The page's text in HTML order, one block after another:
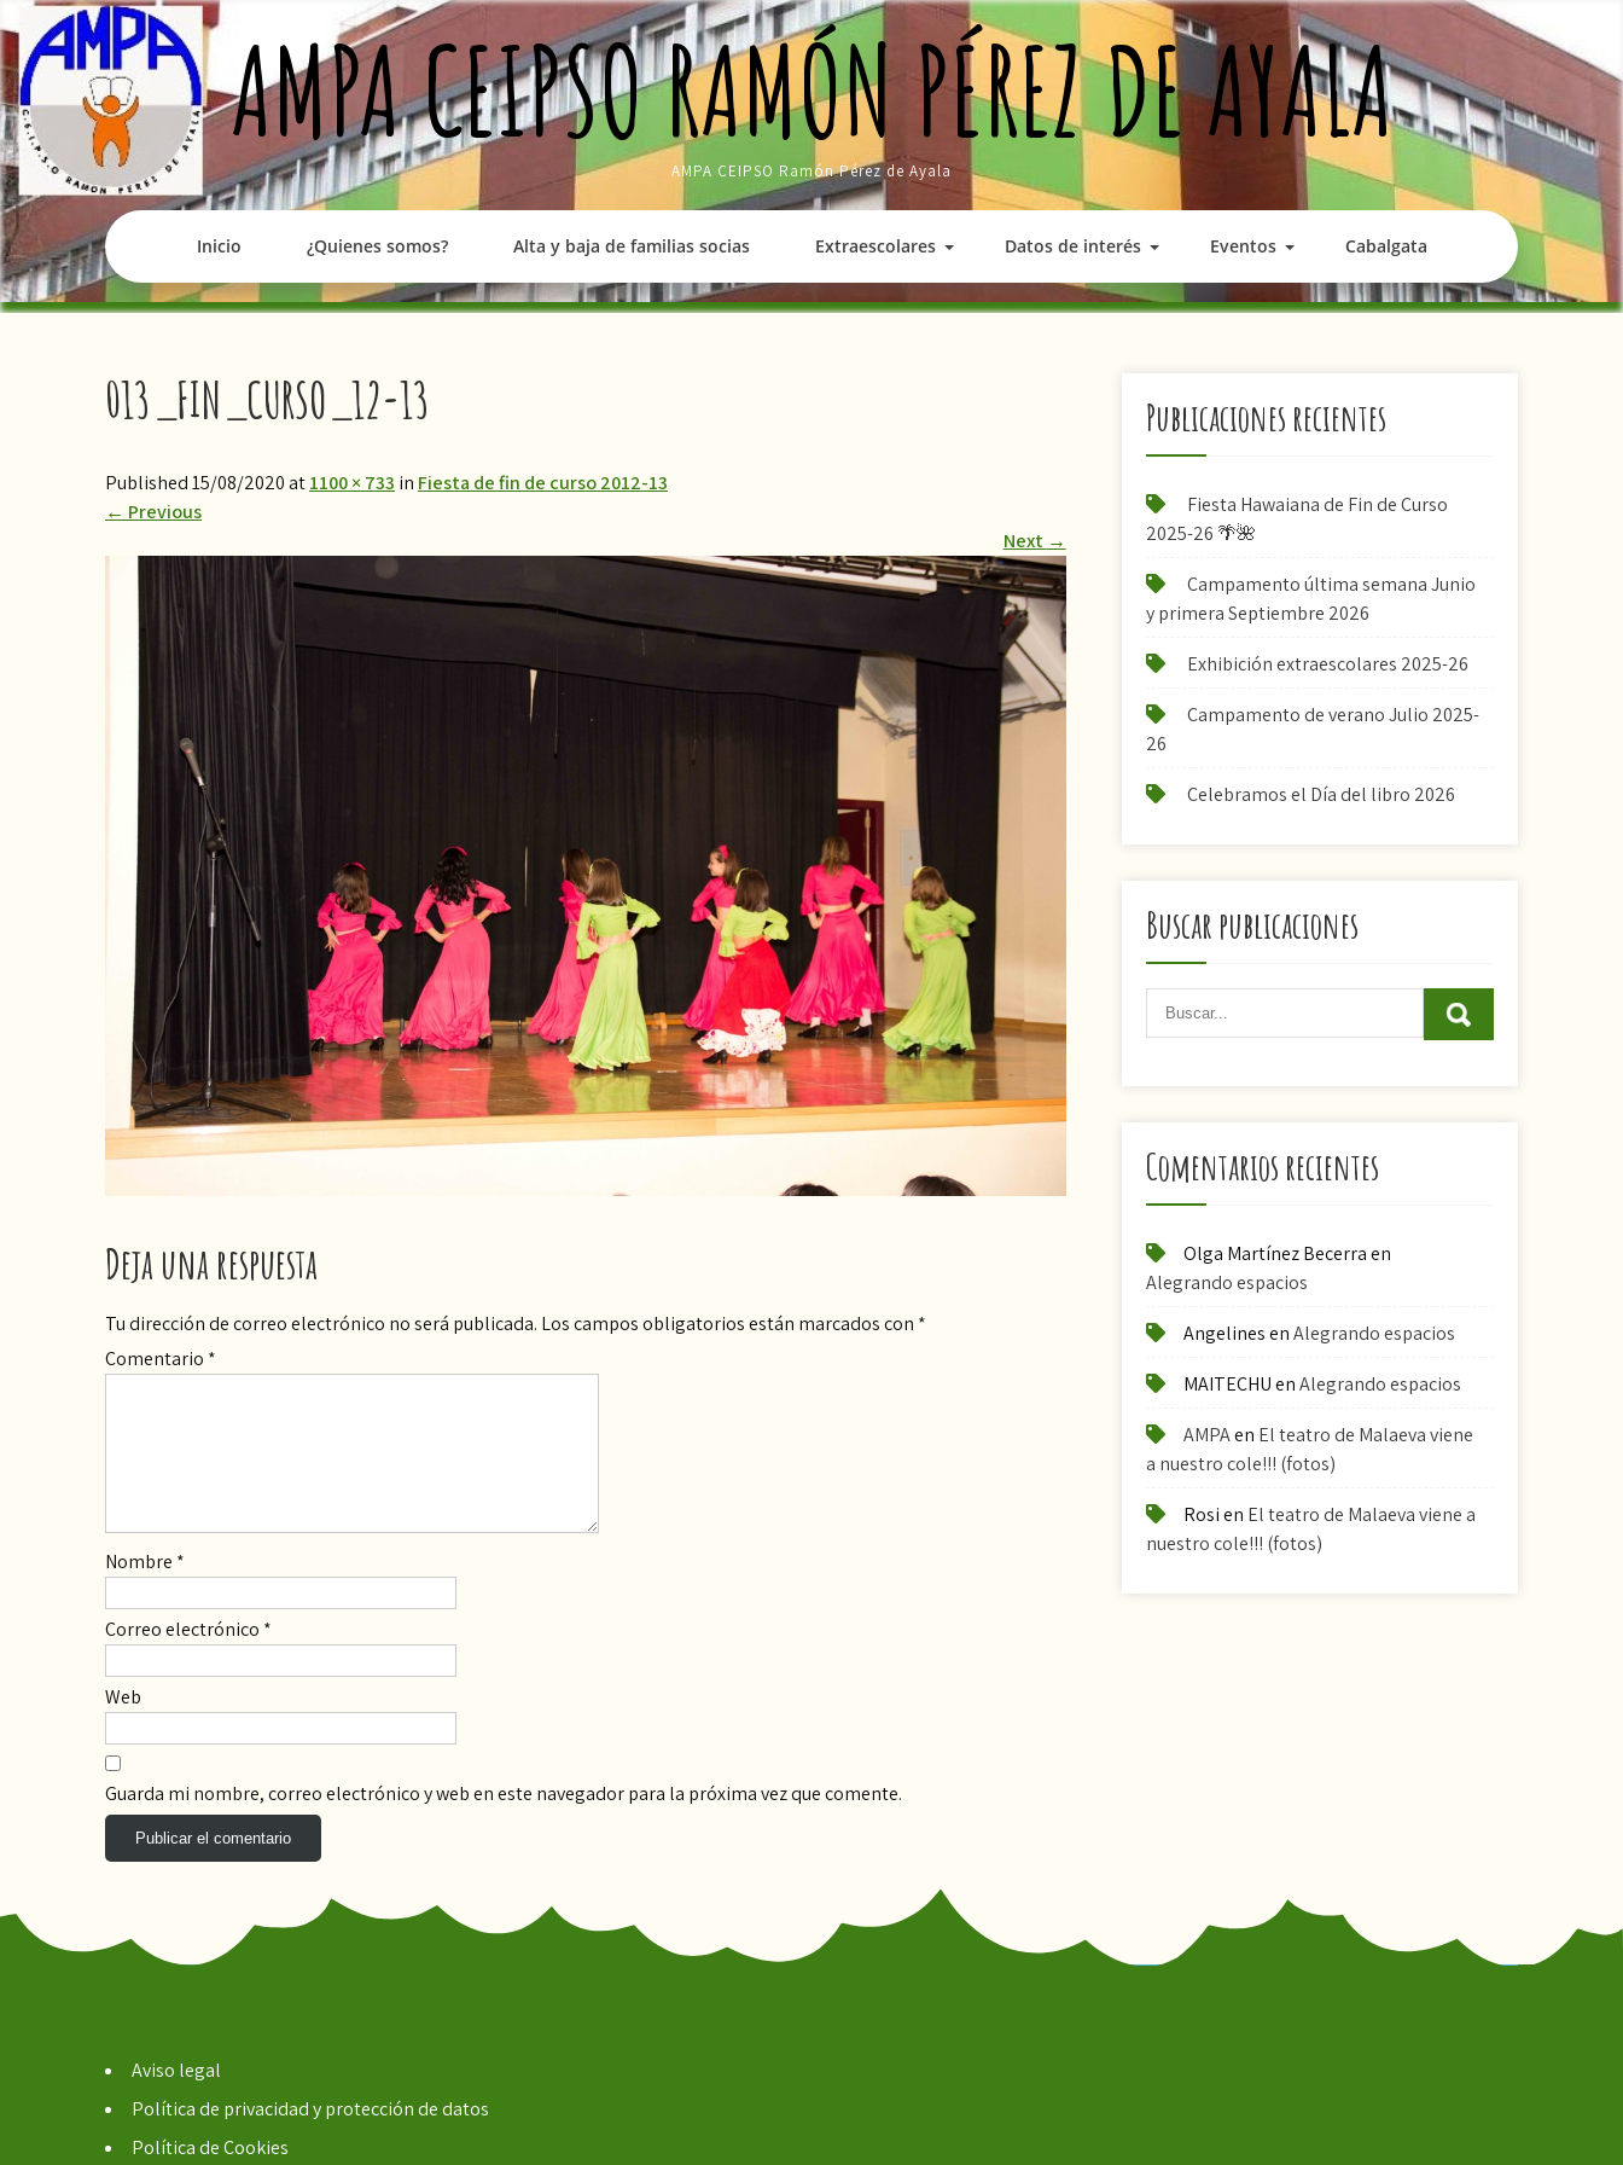
to
content
AMPA CEIPSO RAMÓN PÉREZ DE AYALA
AMPA CEIPSO Ramón Pérez de Ayala
Inicio ¿Quienes somos? Alta y baja de familias socias Extraescolares Datos de interés Eventos Cabalgata
013_FIN_CURSO_12-13
Published 15/08/2020 at1100 × 733 in Fiesta de fin de curso 2012-13
← Previous
Next →
Deja una respuesta
Tu dirección de correo electrónico no será publicada. Los campos obligatorios están marcados con *
Comentario *
Nombre *
Correo electrónico *
Web
Guarda mi nombre, correo electrónico y web en este navegador para la próxima vez que comente.
Publicaciones recientes
Fiesta Hawaiana de Fin de Curso
2025-26 🌴🌺
Campamento última semana Junio
y primera Septiembre 2026
Exhibición extraescolares 2025-26
Campamento de verano Julio 2025-
26
Celebramos el Día del libro 2026
Buscar publicaciones
Comentarios recientes
Olga Martínez Becerraen
Alegrando espacios
AngelinesenAlegrando espacios
MAITECHUenAlegrando espacios
AMPAen El teatro de Malaeva viene
a nuestro cole!!! (fotos)
Rosien El teatro de Malaeva viene a
nuestro cole!!! (fotos)
Aviso legal
Política de privacidad y protección de datos
Política de Cookies